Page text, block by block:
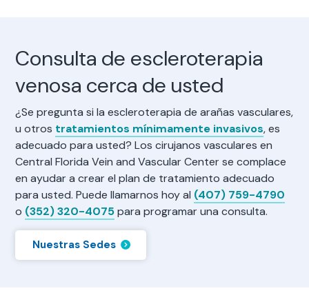
Consulta de escleroterapia
venosa cerca de usted
¿Se pregunta si la escleroterapia de arañas vasculares,
u otros tratamientos mínimamente invasivos, es
adecuado para usted? Los cirujanos vasculares en
Central Florida Vein and Vascular Center se complace
en ayudar a crear el plan de tratamiento adecuado
para usted. Puede llamarnos hoy al (407) 759-4790
o (352) 320-4075para programar una consulta.
Nuestras Sedes